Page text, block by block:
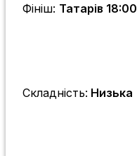
Фініш: Татарів 18:00
Складність: Низька